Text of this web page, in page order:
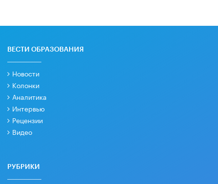
ВЕСТИ ОБРАЗОВАНИЯ
Новости
Колонки
Аналитика
Интервью
Рецензии
Видео
РУБРИКИ